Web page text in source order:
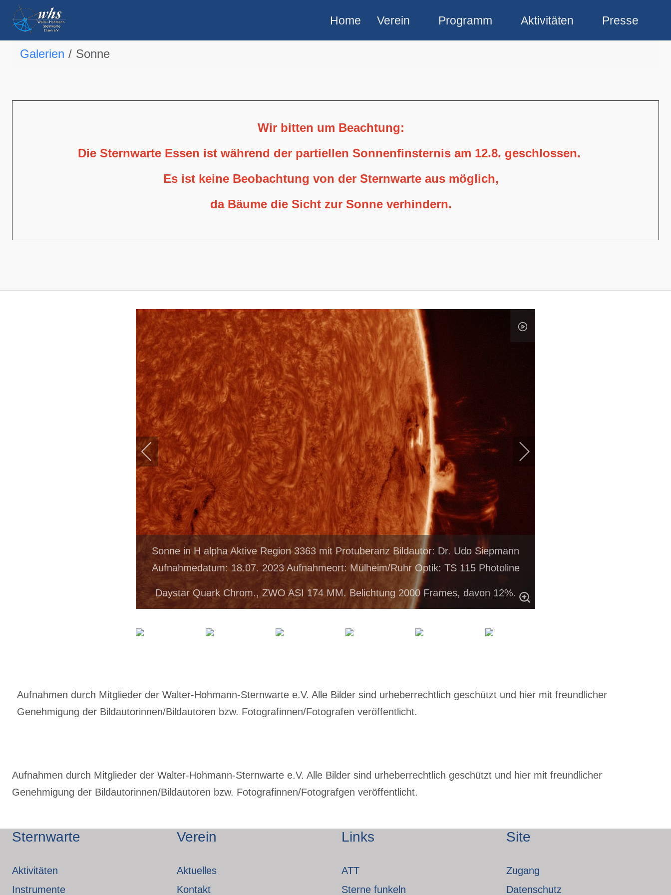
Home Verein Programm Aktivitäten Presse
Galerien Sonne
Wir bitten um Beachtung:
Die Sternwarte Essen ist während der partiellen Sonnenfinsternis am 12.8. geschlossen.
Es ist keine Beobachtung von der Sternwarte aus möglich,
da Bäume die Sicht zur Sonne verhindern.
Sonne in H alpha Aktive Region 3363 mit Protuberanz Bildautor: Dr. Udo Siepmann
Aufnahmedatum: 18.07. 2023 Aufnahmeort: Mülheim/Ruhr Optik: TS 115 Photoline
Daystar Quark Chrom., ZWO ASI 174 MM. Belichtung 2000 Frames, davon 12%.
Aufnahmen durch Mitglieder der Walter-Hohmann-Sternwarte e.V. Alle Bilder sind urheberrechtlich geschützt und hier mit freundlicher
Genehmigung der Bildautorinnen/Bildautoren bzw. Fotografinnen/Fotografen veröffentlicht.
Aufnahmen durch Mitglieder der Walter-Hohmann-Sternwarte e.V. Alle Bilder sind urheberrechtlich geschützt und hier mit freundlicher
Genehmigung der Bildautorinnen/Bildautoren bzw. Fotografinnen/Fotografgen veröffentlicht.
Sternwarte
Aktivitäten
Instrumente
Verein
Aktuelles
Kontakt
Links
ATT
Sterne funkeln
Site
Zugang
Datenschutz